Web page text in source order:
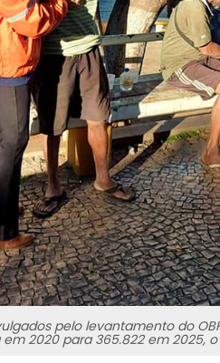
pelo levantamento do
2020 para 365.822 em